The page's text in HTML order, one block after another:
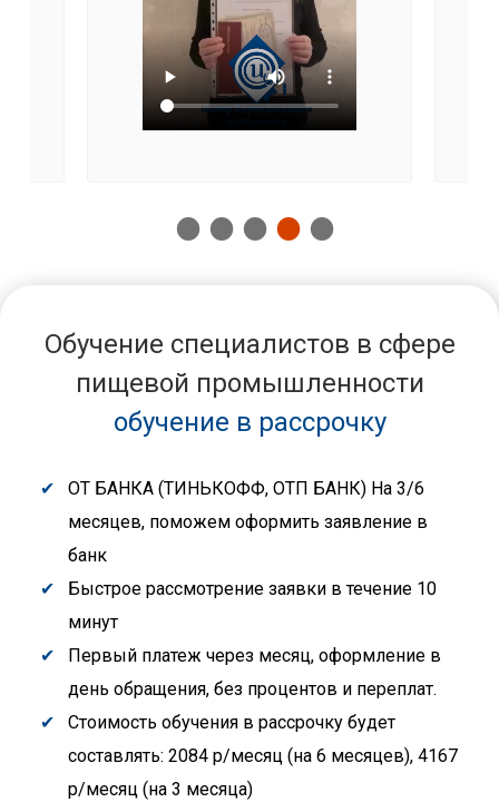
Обучение специалистов в сфере
пищевой промышленности
обучение в рассрочку
ОТ БАНКА (ТИНЬКОФФ, ОТП БАНК) На 3/6
месяцев, поможем оформить заявление в
банк
Быстрое рассмотрение заявки в течение 10
минут
Первый платеж через месяц, оформление в
день обращения, без процентов и переплат.
Стоимость обучения в рассрочку будет
составлять: 2084 р/месяц (на 6 месяцев), 4167
р/месяц (на 3 месяца)